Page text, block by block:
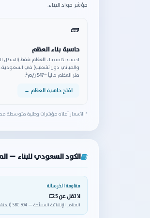
مؤشر مواد البناء.
🧱
حاسبة بناء العظم
احسب تكلفة بناءالعظم فقط(الهيكل
والمباني دون تشطيب) في
متر العظم حالياً~547 ر/م² .
افتح حاسبة العظم ←
* الأسعار أعلاه مؤشرات وطنية متوسطة
الكود السعودي للبناء —
مقاومة الخرسانة
لا تقل عن C25
العناصر الإنشائية المسلّحة — SBC 304 (المنشآت الخرسانية)